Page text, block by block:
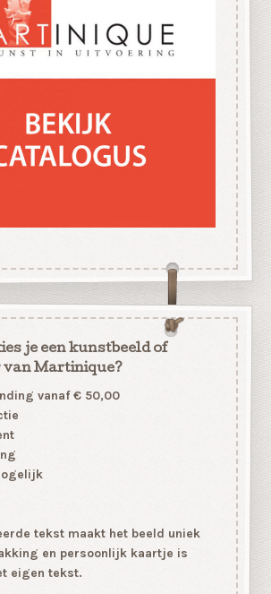
je een kunstbeeld of
Martinique?
vanaf € 50,00
tekst maakt het beeld uniek
en persoonlijk kaartje is
eigen tekst.